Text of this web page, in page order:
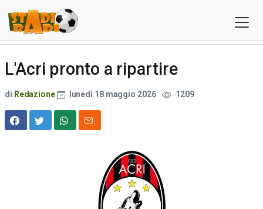
L'Acri pronto a ripartire
di Redazione lunedì 18 maggio 2026 1209